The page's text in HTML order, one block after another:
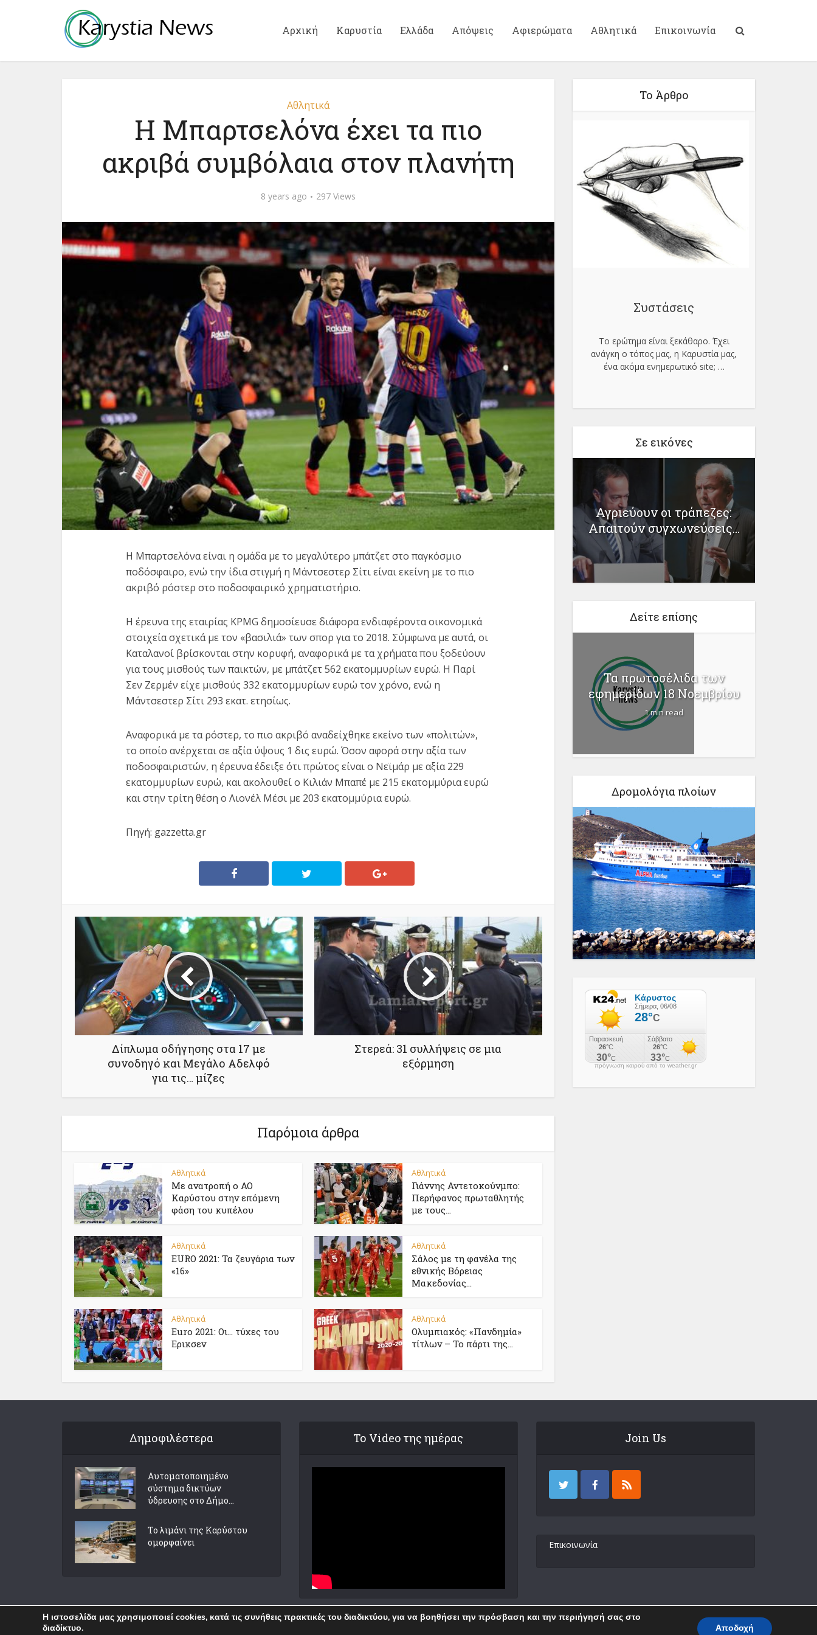
Αρχική Καρυστία Ελλάδα Απόψεις Αφιερώματα Αθλητικά Επικοινωνία
Αθλητικά
Η Μπαρτσελόνα έχει τα πιο
ακριβά συμβόλαια στον πλανήτη
8 years ago 297 Views
Η Μπαρτσελόνα είναι η ομάδα με το μεγαλύτερο μπάτζετ στο παγκόσμιο
ποδόσφαιρο, ενώ την ίδια στιγμή η Μάντσεστερ Σίτι είναι εκείνη με το πιο
ακριβό ρόστερ στο ποδοσφαιρικό χρηματιστήριο.
Η έρευνα της εταιρίας KPMG δημοσίευσε διάφορα ενδιαφέροντα οικονομικά
στοιχεία σχετικά με τον «βασιλιά» των σπορ για το 2018. Σύμφωνα με αυτά, οι
Καταλανοί βρίσκονται στην κορυφή, αναφορικά με τα χρήματα που ξοδεύουν
για τους μισθούς των παικτών, με μπάτζετ 562 εκατομμυρίων ευρώ. Η Παρί
Σεν Ζερμέν είχε μισθούς 332 εκατομμυρίων ευρώ τον χρόνο, ενώ η
Μάντσεστερ Σίτι 293 εκατ. ετησίως.
Αναφορικά με τα ρόστερ, το πιο ακριβό αναδείχθηκε εκείνο των «πολιτών»,
το οποίο ανέρχεται σε αξία ύψους 1 δις ευρώ. Όσον αφορά στην αξία των
ποδοσφαιριστών, η έρευνα έδειξε ότι πρώτος είναι ο Νεϊμάρ με αξία 229
εκατομμυρίων ευρώ, και ακολουθεί ο Κιλιάν Μπαπέ με 215 εκατομμύρια ευρώ
και στην τρίτη θέση ο Λιονέλ Μέσι με 203 εκατομμύρια ευρώ.
Πηγή: gazzetta.gr
Δίπλωµα οδήγησης στα 17 µε
συνοδηγό και Μεγάλο Αδελφό
για τις… μίζες
Στερεά: 31 συλλήψεις σε μια
εξόρμηση
Παρόμοια άρθρα
Αθλητικά
Με ανατροπή ο ΑΟ
Καρύστου στην επόμενη
φάση του κυπέλου
Αθλητικά
Γιάννης Αντετοκούνμπο:
Περήφανος πρωταθλητής
με τους...
Αθλητικά
EURO 2021: Τα ζευγάρια των
«16»
Αθλητικά
Σάλος με τη φανέλα της
εθνικής Βόρειας
Μακεδονίας...
Αθλητικά
Euro 2021: Oι… τύχες του
Ερικσεν
Αθλητικά
Ολυμπιακός: «Πανδημία»
τίτλων – Το πάρτι της...
Το Άρθρο
Συστάσεις
Το ερώτημα είναι ξεκάθαρο. Έχει
ανάγκη ο τόπος μας, η Καρυστία μας,
ένα ακόμα ενημερωτικό site; …
Σε εικόνες
Τείχος προστασίας από
την «Όμικρον» και με νέα
Το μήνυμα του Λευτέρη
Ραβιόλου για τα
Αγριεύουν οι τράπεζες:
Απαιτούν συγχωνεύσεις...
Δείτε επίσης
Πώς θα ρυθμίσετε τις
οφειλές σας στην εφορία
σε 24...
Χάος στις ΗΠΑ: Οπαδοί
του Τραμπ εισέβαλαν στο...
Τα πρωτοσέλιδα των
εφημερίδων 18 Νοεμβρίου
1 min read
Δρομολόγια πλοίων
πρόγνωση καιρού από το weather.gr
Δημοφιλέστερα
Αυτοματοποιημένο
σύστημα δικτύων
ύδρευσης στο Δήμο...
Το λιμάνι της Καρύστου
ομορφαίνει
Το Video της ημέρας Join Us
Επικοινωνία
Copyright © 2018 Karystia News. Created by
Η ιστοσελίδα μας χρησιμοποιεί cookies, κατά τις συνήθεις πρακτικές του διαδικτύου, για να βοηθήσει την πρόσβαση και την περιήγησή σας στο
διαδίκτυο.
Αποδοχή